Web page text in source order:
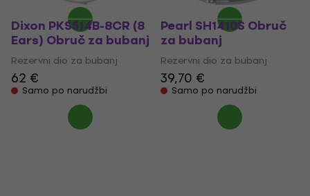
Dixon PKS514B-8CR (8
Ears) Obruč za bubanj
Rezervni dio za bubanj
62 €
Samo po narudžbi
Pearl SH1410S Obruč
za bubanj
Rezervni dio za bubanj
39,70 €
Samo po narudžbi